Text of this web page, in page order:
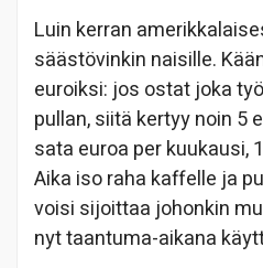
Luin kerran
säästövinkin naisille.
euroiksi: jos ostat joka
pullan, siitä kertyy noin 5
sata euroa per kuukausi,
Aika iso raha kaffelle ja
voisi sijoittaa johonkin
nyt taantuma-aikana